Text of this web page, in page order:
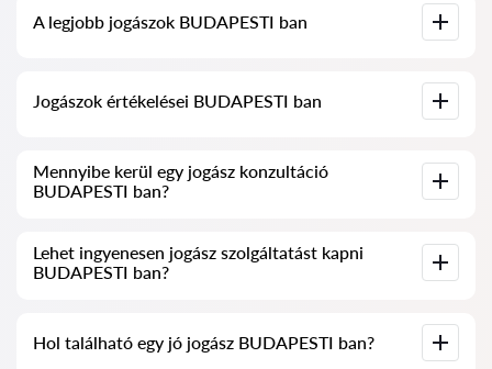
A legjobb jogászok BUDAPESTI ban
teljes információval. Árak, értékelések, telefonszám és cím.
Jogászok értékelései BUDAPESTI ban
jogászokról, nem töröljük a negatív véleményeket, és nincs
lehetőség manipulálni azokat.
Mennyibe kerül egy jogász konzultáció
BUDAPESTI ban?
kezdődik és felfelé (az árak a kérdés bonyolultságától és a
válasz formájától függően változhatnak).
Lehet ingyenesen jogász szolgáltatást kapni
BUDAPESTI ban?
próbálja meg feltenni. Ha nem bonyolult, és gyorsan lehet rá
válaszolni, a jogászok gyakran ingyenesen válaszolnak.
Hol található egy jó jogász BUDAPESTI ban?